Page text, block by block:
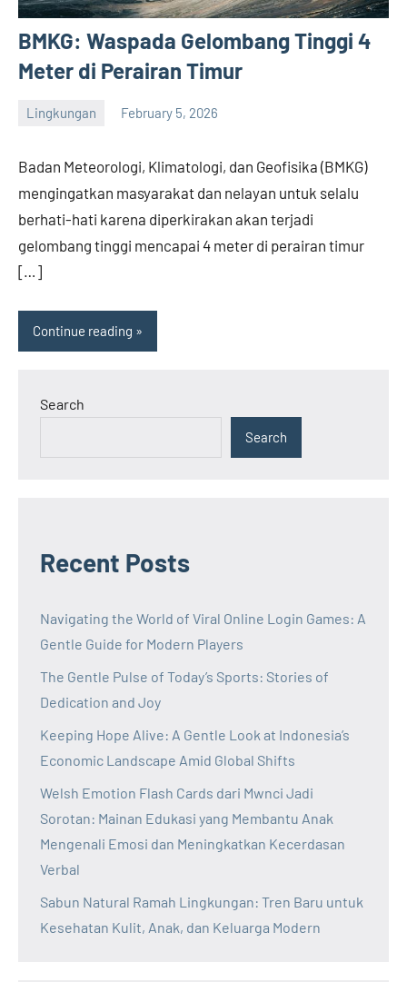
BMKG: Waspada Gelombang Tinggi 4
Meter di Perairan Timur
Lingkungan February 5, 2026
admin
Badan Meteorologi, Klimatologi, dan Geofisika (BMKG)
mengingatkan masyarakat dan nelayan untuk selalu
berhati-hati karena diperkirakan akan terjadi
gelombang tinggi mencapai 4 meter di perairan timur
[…]
Continue reading
Search
Search
Recent Posts
Navigating the World of Viral Online Login Games: A
Gentle Guide for Modern Players
The Gentle Pulse of Today’s Sports: Stories of
Dedication and Joy
Keeping Hope Alive: A Gentle Look at Indonesia’s
Economic Landscape Amid Global Shifts
Welsh Emotion Flash Cards dari Mwnci Jadi
Sorotan: Mainan Edukasi yang Membantu Anak
Mengenali Emosi dan Meningkatkan Kecerdasan
Verbal
Sabun Natural Ramah Lingkungan: Tren Baru untuk
Kesehatan Kulit, Anak, dan Keluarga Modern